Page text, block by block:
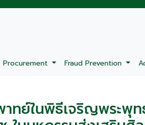
Procurement Fraud Prevention
ทย์ในพิธีเจริญพระพุ